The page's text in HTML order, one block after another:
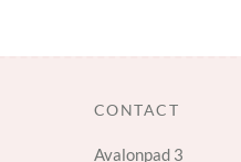
CONTACT
Avalonpad 3